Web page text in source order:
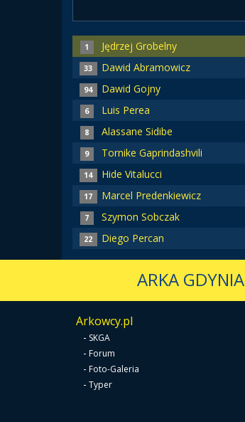
1 Jędrzej Grobelny
33 Dawid Abramowicz
94 Dawid Gojny
6 Luis Perea
8 Alassane Sidibe
9 Tornike Gaprindashvili
14 Hide Vitalucci
17 Marcel Predenkiewicz
7 Szymon Sobczak
22 Diego Percan
ARKA GDYNIA
Arkowcy.pl
- SKGA
- Forum
- Foto-Galeria
- Typer